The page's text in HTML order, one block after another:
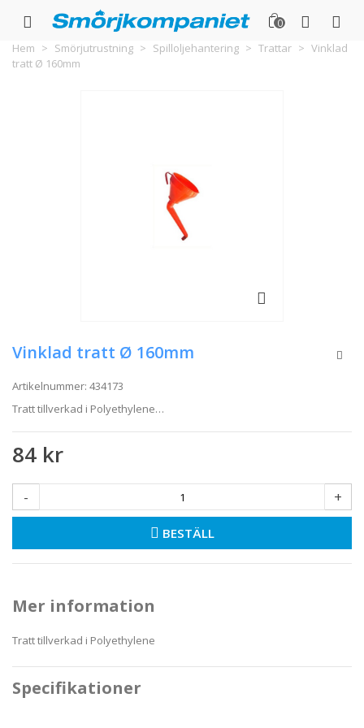
0
Hem > Smörjutrustning > Spilloljehantering > Trattar > Vinklad
tratt Ø 160mm
Vinklad tratt Ø 160mm
Artikelnummer: 434173
Tratt tillverkad i Polyethylene…
84 kr
- +
BESTÄLL
Mer information
Tratt tillverkad i Polyethylene
Specifikationer